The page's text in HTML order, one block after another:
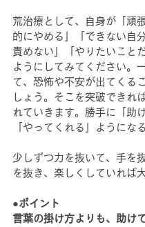
荒治療として、自身が「頑
的にやめる」「できない自
責めない」「やりたいこと
ようにしてみてください。
て、恐怖や不安が出てくる
しょう。そこを突破できれ
れていきます。勝手に「助
「やってくれる」ようにな
少しずつ力を抜いて、手を
を抜き、楽しくしていれば
●ポイント
言葉の掛け方よりも、助け